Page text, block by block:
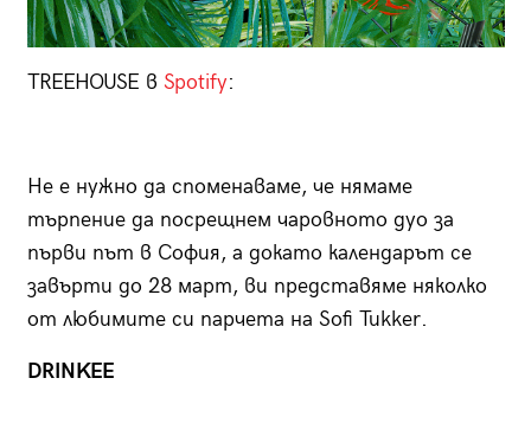
TREEHOUSE в Spotify:
Не е нужно да споменаваме, че нямаме
търпение да посрещнем чаровното дуо за
първи път в София, а докато календарът се
завърти до 28 март, ви представяме няколко
от любимите си парчета на Sofi Tukker.
DRINKEE